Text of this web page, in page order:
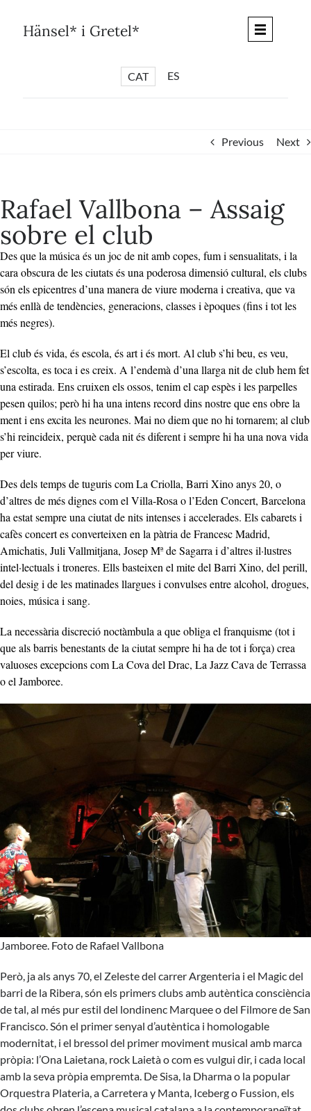
content
Hänsel* i Gretel*
CAT ES
* PISTES LITERÀRIES
* SÈRIE CULTURAL
*DIARI DEL DIA DESPRÉS
*QUIOSC HÄNSEL* i GRETEL*
*UNIVERS HÄNSEL* i GRETEL*
Previous Next
Rafael Vallbona – Assaig
sobre el club
Des que la música és un joc de nit amb copes, fum i sensualitats, i la
cara obscura de les ciutats és una poderosa dimensió cultural, els clubs
són els epicentres d’una manera de viure moderna i creativa, que va
més enllà de tendències, generacions, classes i èpoques (fins i tot les
més negres).
El club és vida, és escola, és art i és mort. Al club s’hi beu, es veu,
s’escolta, es toca i es creix. A l’endemà d’una llarga nit de club hem fet
una estirada. Ens cruixen els ossos, tenim el cap espès i les parpelles
pesen quilos; però hi ha una intens record dins nostre que ens obre la
ment i ens excita les neurones. Mai no diem que no hi tornarem; al club
s’hi reincideix, perquè cada nit és diferent i sempre hi ha una nova vida
per viure.
Des dels temps de tuguris com La Criolla, Barri Xino anys 20, o
d’altres de més dignes com el Villa-Rosa o l’Eden Concert, Barcelona
ha estat sempre una ciutat de nits intenses i accelerades. Els cabarets i
cafès concert es converteixen en la pàtria de Francesc Madrid,
Amichatis, Juli Vallmitjana, Josep Mª de Sagarra i d’altres il·lustres
intel·lectuals i troneres. Ells basteixen el mite del Barri Xino, del perill,
del desig i de les matinades llargues i convulses entre alcohol, drogues,
noies, música i sang.
La necessària discreció noctàmbula a que obliga el franquisme (tot i
que als barris benestants de la ciutat sempre hi ha de tot i força) crea
valuoses excepcions com La Cova del Drac, La Jazz Cava de Terrassa
o el Jamboree.
Jamboree. Foto de Rafael Vallbona
Però, ja als anys 70, el Zeleste del carrer Argenteria i el Magic del
barri de la Ribera, són els primers clubs amb autèntica consciència
de tal, al més pur estil del londinenc Marquee o del Filmore de San
Francisco. Són el primer senyal d’autèntica i homologable
modernitat, i el bressol del primer moviment musical amb marca
pròpia: l’Ona Laietana, rock Laietà o com es vulgui dir, i cada local
amb la seva pròpia empremta. De Sisa, la Dharma o la popular
Orquestra Plateria, a Carretera y Manta, Iceberg o Fussion, els